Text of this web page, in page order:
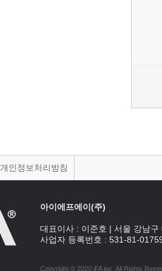
개인정보처리방침
아이에프에이(주)
대표이사 : 이준호 | 서울 강남구
사업자 등록번호 : 531-81-
Copyright © 2020 iFA inc . All Rights